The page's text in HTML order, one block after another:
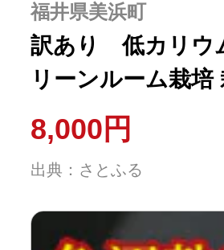
福井県美浜町
訳あり 低カリ
8,000円
出典：さとふる